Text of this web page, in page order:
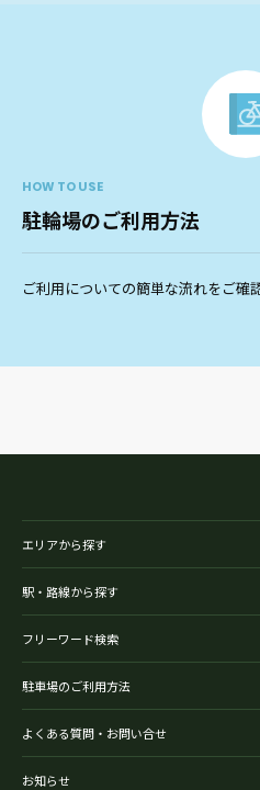
HOW TO USE
駐輪場のご利用方法
ご利用についての簡単な流れをご確
エリアから探す
駅・路線から探す
フリーワード検索
駐車場のご利用方法
よくある質問・お問い合せ
お知らせ